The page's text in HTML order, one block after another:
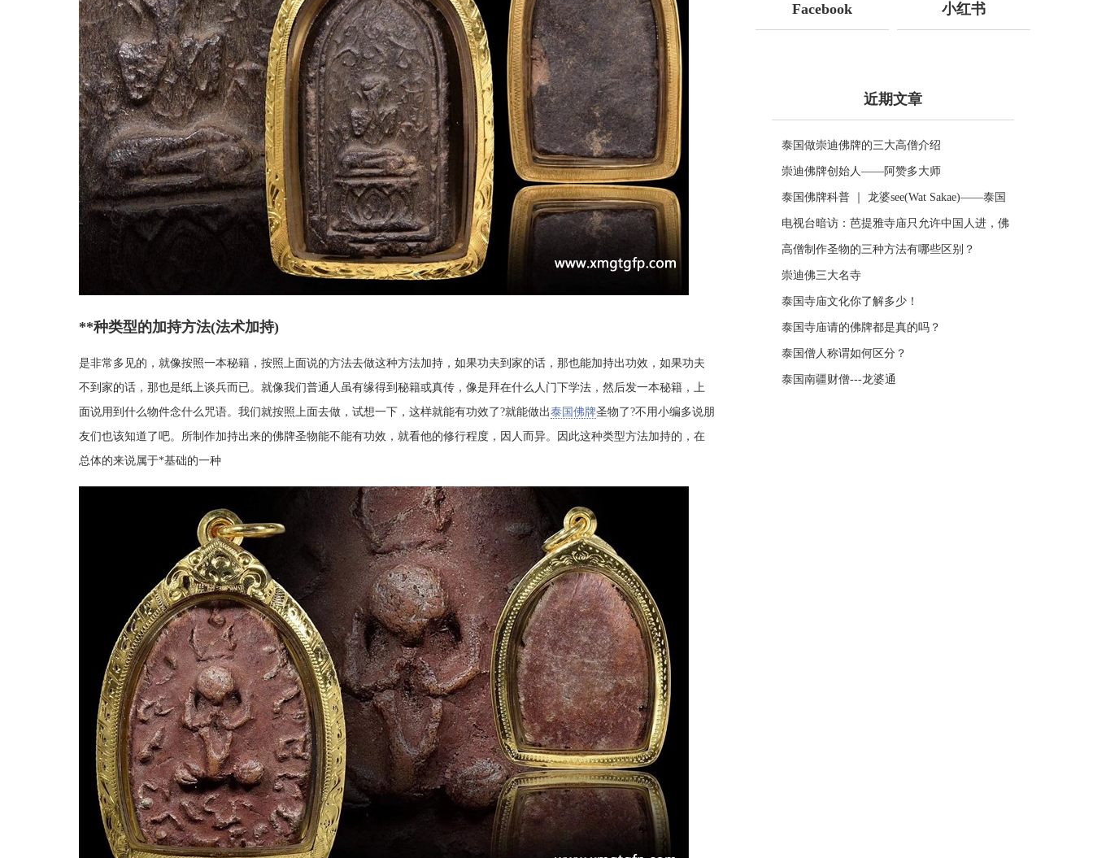
**种类型的加持方法(法术加持)
是非常多见的，就像按照一本秘籍，按照上面说的方法去做这种方法加持，如果功夫到家的话，那也能加持出功效，如果功夫
不到家的话，那也是纸上谈兵而已。就像我们普通人虽有缘得到秘籍或真传，像是拜在什么人门下学法，然后发一本秘籍，上
面说用到什么物件念什么咒语。我们就按照上面去做，试想一下，这样就能有功效了?就能做出泰国佛牌圣物了?不用小编多说朋
友们也该知道了吧。所制作加持出来的佛牌圣物能不能有功效，就看他的修行程度，因人而异。因此这种类型方法加持的，在
总体的来说属于*基础的一种
Facebook 小红书
近期文章
泰国做崇迪佛牌的三大高僧介绍
崇迪佛牌创始人——阿赞多大师
泰国佛牌科普 ｜ 龙婆see(Wat Sakae)——泰国
四面神前三高僧
电视台暗访：芭提雅寺庙只允许中国人进，佛
牌高于常价100多倍！
高僧制作圣物的三种方法有哪些区别？
崇迪佛三大名寺
泰国寺庙文化你了解多少！
泰国寺庙请的佛牌都是真的吗？
泰国僧人称谓如何区分？
泰国南疆财僧---龙婆通